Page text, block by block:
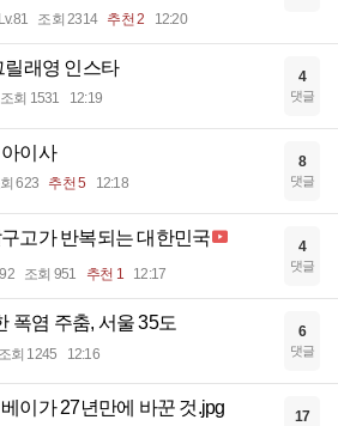
Lv.81 조회 2314 추천 2 12:20
릴래영 인스타
조회 1531 12:19
4
댓글
이사
623 추천 5 12:18
8
댓글
고가 반복되는 대한민국
조회 951 추천 1 12:17
4
댓글
폭염 주춤, 서울 35도
조회 1245 12:16
6
댓글
이가 27년만에 바꾼 것.jpg 17